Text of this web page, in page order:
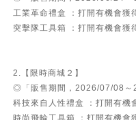
工業革命禮盒 ：打開有機會獲
突擊隊工具箱 ：打開有機會獲
2.【限時商城２】
◎「販售期間，2026/07/08～
科技來自人性禮盒 ：打開有機
時尚飛輪工具箱 ：打開有機會